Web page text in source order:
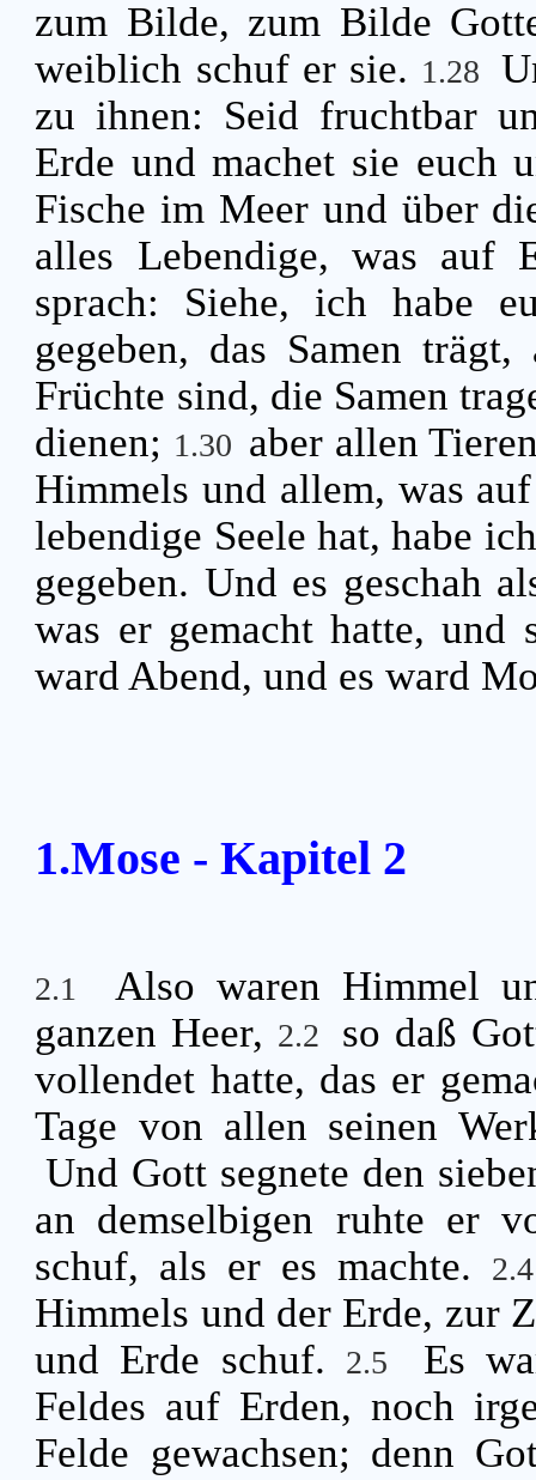
zum Bilde, zum Bilde
weiblich schuf er sie. 1.28
zu ihnen: Seid fruchtbar
Erde und machet sie euch
Fische im Meer und über
alles Lebendige, was auf
sprach: Siehe, ich habe
gegeben, das Samen
Früchte sind, die Samen
dienen; 1.30 aber allen
Himmels und allem, was
lebendige Seele hat, habe
gegeben. Und es geschah
was er gemacht hatte, und
ward Abend, und es ward
1.Mose - Kapitel 2
2.1
Also waren Himmel
ganzen Heer, 2.2
so daß
vollendet hatte, das er
Tage von allen seinen
Und Gott segnete den
an demselbigen ruhte er
schuf, als er es machte.
Himmels und der Erde, zur
und Erde schuf.
2.5
Es
Feldes auf Erden, noch
Felde gewachsen; denn